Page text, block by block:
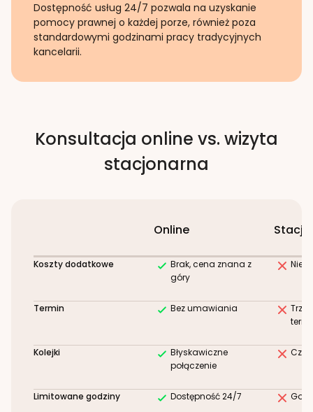
Dostępność usług 24/7 pozwala na uzyskanie
pomocy prawnej o każdej porze, również poza
standardowymi godzinami pracy tradycyjnych
kancelarii.
Konsultacja online vs. wizyta
stacjonarna
Online
Koszty dodatkowe
Brak, cena znana z
góry
Termin Bez umawiania
Kolejki
Błyskawiczne
połączenie
Limitowane godziny Dostępność 24/7